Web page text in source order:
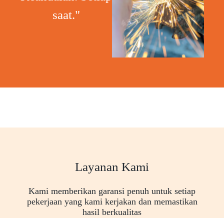
saat."
Layanan Kami
Kami memberikan garansi penuh untuk setiap
pekerjaan yang kami kerjakan dan memastikan
hasil berkualitas